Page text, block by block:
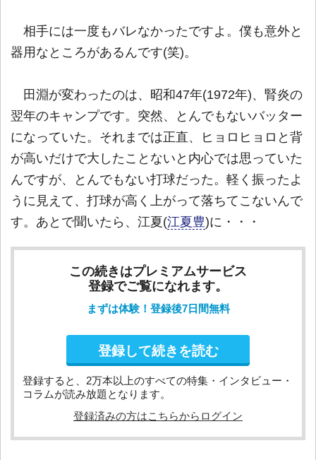
相手には一度もバレなかったですよ。僕も意外と
器用なところがあるんです(笑)。
田淵が変わったのは、昭和47年(1972年)、腎炎の
翌年のキャンプです。突然、とんでもないバッター
になっていた。それまでは正直、ヒョロヒョロと背
が高いだけで大したことないと内心では思っていた
んですが、とんでもない打球だった。軽く振ったよ
うに見えて、打球が高く上がって落ちてこないんで
す。あとで聞いたら、江夏(江夏豊)に・・・
この続きはプレミアムサービス
登録でご覧になれます。
まずは体験！登録後7日間無料
登録して続きを読む
登録すると、2万本以上のすべての特集・インタビュー・
コラムが読み放題となります。
登録済みの方はこちらからログイン